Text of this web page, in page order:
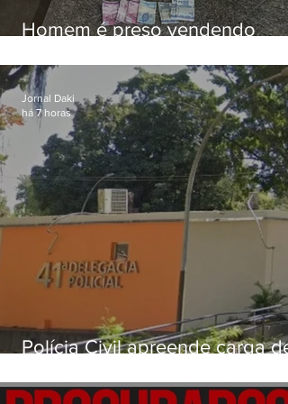
Homem é preso vendendo
Niterói
Polícia Civil apreende carga de
3 milhões na Zona Norte do Rio
Jornal Daki
há 7 horas